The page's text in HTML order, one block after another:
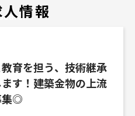
情報
育を担う、技術継承
す！建築金物の上流
集◎